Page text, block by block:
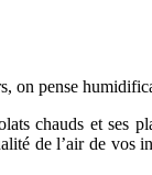
on pense
chauds et ses
de l’air de